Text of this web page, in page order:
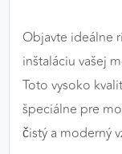
Objavte ideálne
inštaláciu vašej
Toto vysoko
špeciálne pre
čistý a moderný
správania
stránkami.
zobrazovať
našom webe